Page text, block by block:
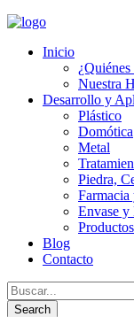
Inicio
Nuestra
Desarrollo y
Plástico
Domótica
Metal
Piedra,
Farmacia
Envase y
Productos
Blog
Contacto